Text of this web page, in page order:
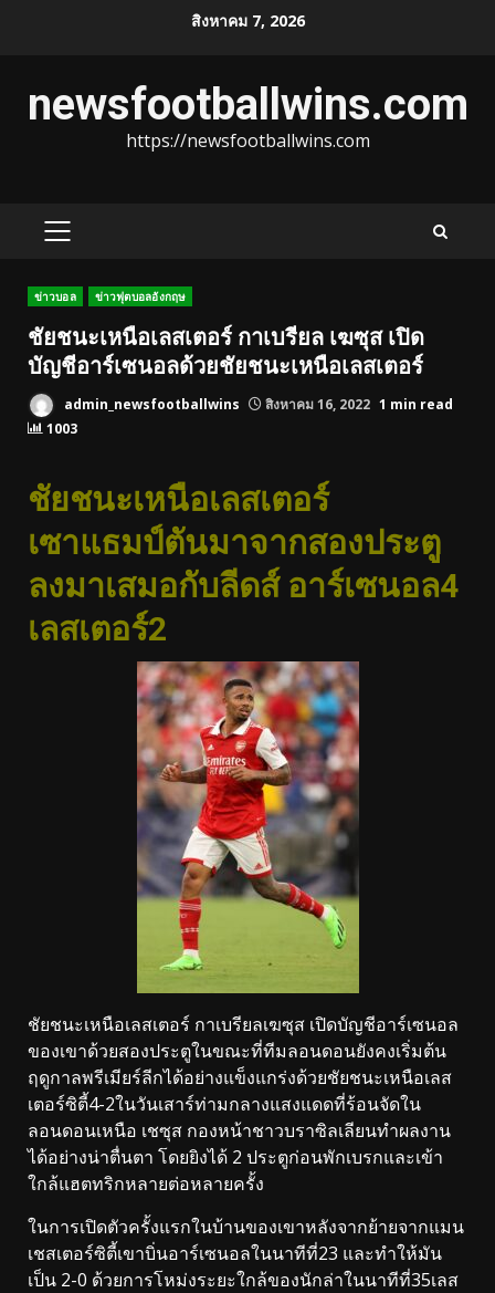
สิงหาคม 7, 2026
newsfootballwins.com
https://newsfootballwins.com
PRIMARY
ข่าวบอล ข่าวฟุตบอลอังกฤษ
ชัยชนะเหนือเลสเตอร์ กาเบรียล เฆซุส เปิด
บัญชีอาร์เซนอลด้วยชัยชนะเหนือเลสเตอร์
admin_newsfootballwins สิงหาคม 16, 2022 1 min read
1003
ชัยชนะเหนือเลสเตอร์
เซาแธมป์ตันมาจากสองประตู
ลงมาเสมอกับลีดส์ อาร์เซนอล4
เลสเตอร์2
ชัยชนะเหนือเลสเตอร์ กาเบรียลเฆซุส เปิดบัญชีอาร์เซนอล
ของเขาด้วยสองประตูในขณะที่ทีมลอนดอนยังคงเริ่มต้น
ฤดูกาลพรีเมียร์ลีกได้อย่างแข็งแกร่งด้วยชัยชนะเหนือเลส
เตอร์ซิตี้4-2ในวันเสาร์ท่ามกลางแสงแดดที่ร้อนจัดใน
ลอนดอนเหนือ เชซุส กองหน้าชาวบราซิลเลียนทำผลงาน
ได้อย่างน่าตื่นตา โดยยิงได้ 2 ประตูก่อนพักเบรกและเข้า
ใกล้แฮตทริกหลายต่อหลายครั้ง
ในการเปิดตัวครั้งแรกในบ้านของเขาหลังจากย้ายจากแมน
เชสเตอร์ซิตี้เขาบิ่นอาร์เซนอลในนาทีที่23 และทำให้มัน
เป็น 2-0 ด้วยการโหม่งระยะใกล้ของนักล่าในนาทีที่35เลส